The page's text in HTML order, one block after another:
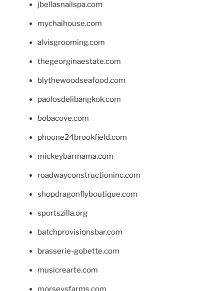
jbellasnailspa.com
mychaihouse.com
alvisgrooming.com
thegeorginaestate.com
blythewoodseafood.com
paolosdelibangkok.com
bobacove.com
phoone24brookfield.com
mickeybarmama.com
roadwayconstructioninc.com
shopdragonflyboutique.com
sportszilla.org
batchprovisionsbar.com
brasserie-gobette.com
musicrearte.com
morseysfarms.com